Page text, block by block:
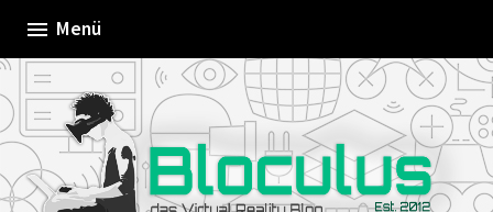
content
Menü